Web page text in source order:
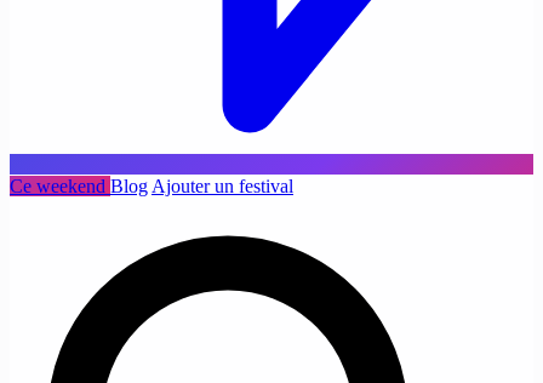
Ce weekend Blog Ajouter un festival